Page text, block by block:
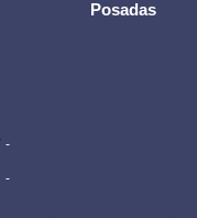
Posadas
-
-